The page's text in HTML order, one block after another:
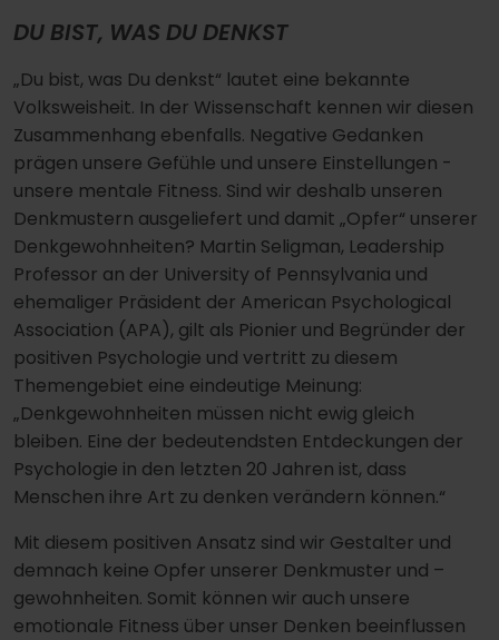
DU BIST, WAS DU DENKST
„Du bist, was Du denkst“ lautet eine bekannte
Volksweisheit. In der Wissenschaft kennen wir diesen
Zusammenhang ebenfalls. Negative Gedanken
prägen unsere Gefühle und unsere Einstellungen -
unsere mentale Fitness. Sind wir deshalb unseren
Denkmustern ausgeliefert und damit „Opfer“ unserer
Denkgewohnheiten? Martin Seligman, Leadership
Professor an der University of Pennsylvania und
ehemaliger Präsident der American Psychological
Association (APA), gilt als Pionier und Begründer der
positiven Psychologie und vertritt zu diesem
Themengebiet eine eindeutige Meinung:
„Denkgewohnheiten müssen nicht ewig gleich
bleiben. Eine der bedeutendsten Entdeckungen der
Psychologie in den letzten 20 Jahren ist, dass
Menschen ihre Art zu denken verändern können.“
Mit diesem positiven Ansatz sind wir Gestalter und
demnach keine Opfer unserer Denkmuster und –
gewohnheiten. Somit können wir auch unsere
emotionale Fitness über unser Denken beeinflussen